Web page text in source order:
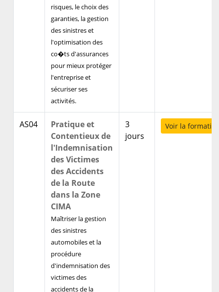
risques, le choix des
garanties, la gestion
des sinistres et
l'optimisation des
co�ts d'assurances
pour mieux protéger
l'entreprise et
sécuriser ses
activités.
AS04
Pratique et
Contentieux de
l'Indemnisation
des Victimes
des Accidents
de la Route
dans la Zone
CIMA
Maîtriser la gestion
des sinistres
automobiles et la
procédure
d'indemnisation des
victimes des
accidents de la
3
jours
Voir la